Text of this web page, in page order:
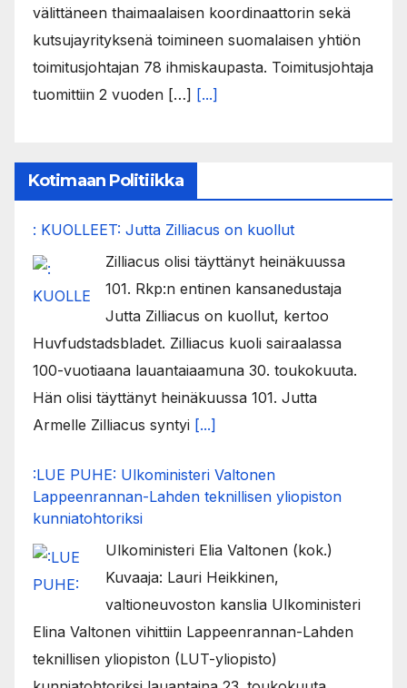
välittäneen thaimaalaisen koordinaattorin sekä
kutsujayrityksenä toimineen suomalaisen yhtiön
toimitusjohtajan 78 ihmiskaupasta. Toimitusjohtaja
tuomittiin 2 vuoden […] [...]
Kotimaan Politiikka
: KUOLLEET: Jutta Zilliacus on kuollut
Zilliacus olisi täyttänyt heinäkuussa
101. Rkp:n entinen kansanedustaja
Jutta Zilliacus on kuollut, kertoo
Huvfudstadsbladet. Zilliacus kuoli sairaalassa
100-vuotiaana lauantaiaamuna 30. toukokuuta.
Hän olisi täyttänyt heinäkuussa 101. Jutta
Armelle Zilliacus syntyi [...]
:LUE PUHE: Ulkoministeri Valtonen
Lappeenrannan-Lahden teknillisen yliopiston
kunniatohtoriksi
Ulkoministeri Elia Valtonen (kok.)
Kuvaaja: Lauri Heikkinen,
valtioneuvoston kanslia Ulkoministeri
Elina Valtonen vihittiin Lappeenrannan-Lahden
teknillisen yliopiston (LUT-yliopisto)